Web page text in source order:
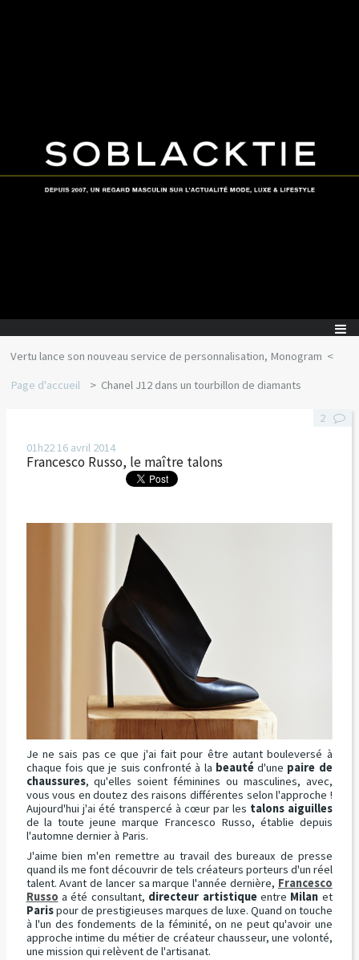
Vertu lance son nouveau service de personnalisation, Monogram
Page d'accueil
Chanel J12 dans un tourbillon de diamants
01h22 16 avril 2014
Francesco Russo, le maître talons
Je ne sais pas ce que j'ai fait pour être autant bouleversé à
chaque fois que je suis confronté à la beautéd'une paire de
chaussures, qu'elles soient féminines ou masculines, avec,
vous vous en doutez des raisons différentes selon l'approche !
Aujourd'hui j'ai été transpercé à cœur par les talons aiguilles
de la toute jeune marque Francesco Russo, établie depuis
l'automne dernier à Paris.
J'aime bien m'en remettre au travail des bureaux de presse
quand ils me font découvrir de tels créateurs porteurs d'un réel
talent. Avant de lancer sa marque l'année dernière, Francesco
Russo a été consultant, directeur artistiqueentre Milan et
Parispour de prestigieuses marques de luxe. Quand on touche
à l'un des fondements de la féminité, on ne peut qu'avoir une
approche intime du métier de créateur chausseur, une volonté,
une mission qui relèvent de l'artisanat.
2